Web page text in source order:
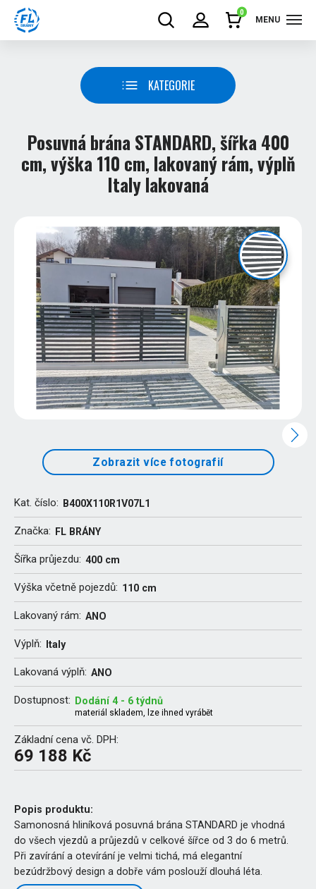
0
MENU
KATEGORIE
Posuvná brána STANDARD, šířka 400
cm, výška 110 cm, lakovaný rám, výplň
Italy lakovaná
Zobrazit více fotografií
Kat. číslo: B400X110R1V07L1
Značka: FL BRÁNY
Šířka průjezdu: 400 cm
Výška včetně pojezdů: 110 cm
Lakovaný rám: ANO
Výplň: Italy
Lakovaná výplň: ANO
Dostupnost: Dodání 4 - 6 týdnů
materiál skladem, lze ihned vyrábět
Základní cena vč. DPH:
69 188 Kč
Popis produktu:
Samonosná hliníková posuvná brána STANDARD je vhodná
do všech vjezdů a průjezdů v celkové šířce od 3 do 6 metrů.
Při zavírání a otevírání je velmi tichá, má elegantní
bezúdržbový design a dobře vám poslouží dlouhá léta.